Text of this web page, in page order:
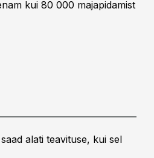
kui 80 000 majapidamist
alati teavituse, kui sel